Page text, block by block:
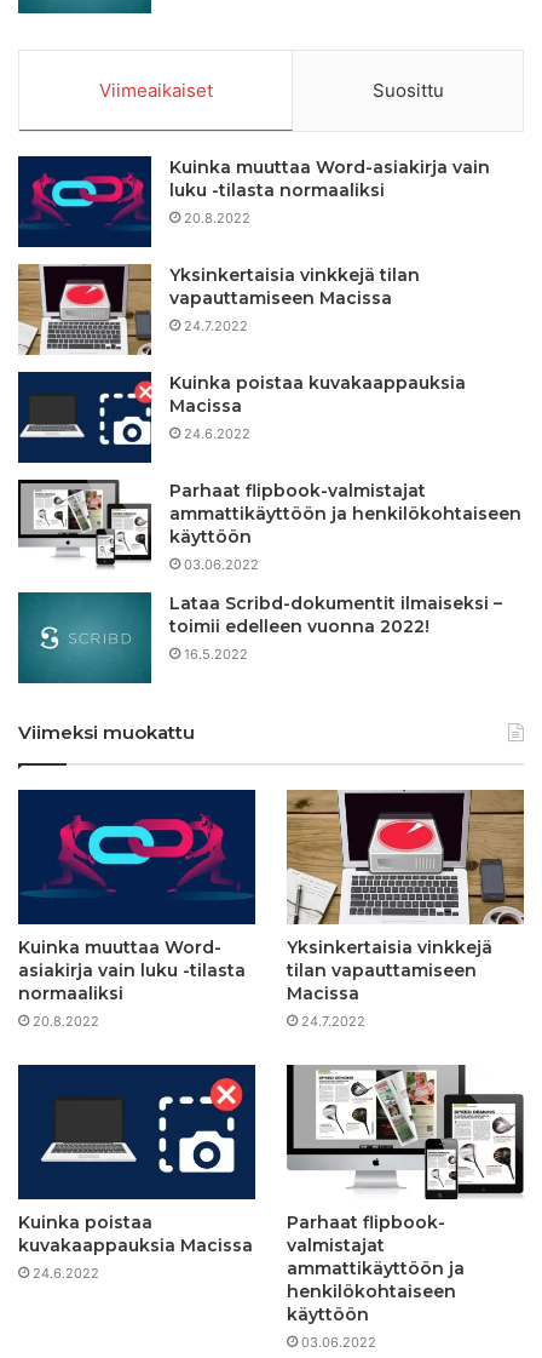
Viimeaikaiset Suosittu
Kuinka muuttaa Word-asiakirja vain
luku -tilasta normaaliksi
20.8.2022
Yksinkertaisia ​​vinkkejä tilan
vapauttamiseen Macissa
24.7.2022
Kuinka poistaa kuvakaappauksia
Macissa
24.6.2022
Parhaat flipbook-valmistajat
ammattikäyttöön ja henkilökohtaiseen
käyttöön
03.06.2022
Lataa Scribd-dokumentit ilmaiseksi –
toimii edelleen vuonna 2022!
16.5.2022
Viimeksi muokattu
Kuinka muuttaa Word-
asiakirja vain luku -tilasta
normaaliksi
20.8.2022
Yksinkertaisia ​​vinkkejä
tilan vapauttamiseen
Macissa
24.7.2022
Kuinka poistaa
kuvakaappauksia Macissa
24.6.2022
Parhaat flipbook-
valmistajat
ammattikäyttöön ja
henkilökohtaiseen
käyttöön
03.06.2022